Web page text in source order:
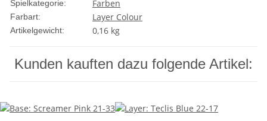
Spielkategorie: Farben
Farbart: Layer Colour
Artikelgewicht: 0,16 kg
Kunden kauften dazu folgende Artikel: